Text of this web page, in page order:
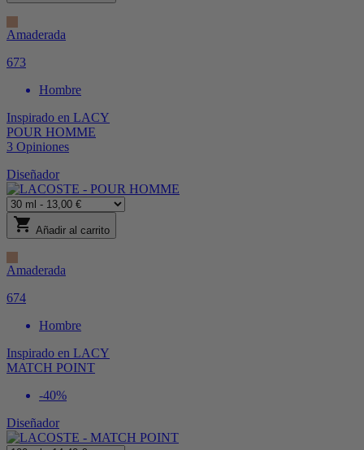
Amaderada
673
Hombre
Inspirado en LACY
POUR HOMME
3 Opiniones
Diseñador
shopping_cart Añadir al carrito
Amaderada
674
Hombre
Inspirado en LACY
MATCH POINT
-40%
Diseñador